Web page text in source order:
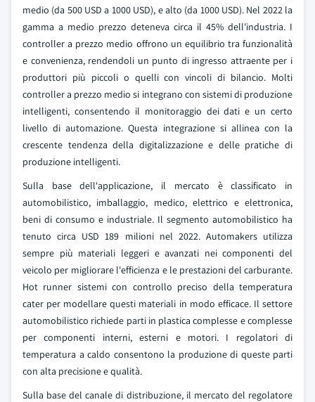
medio (da 500 USD a 1000 USD), e alto (da 1000 USD). Nel 2022 la
gamma a medio prezzo deteneva circa il 45% dell'industria. I
controller a prezzo medio offrono un equilibrio tra funzionalità
e convenienza, rendendoli un punto di ingresso attraente per i
produttori più piccoli o quelli con vincoli di bilancio. Molti
controller a prezzo medio si integrano con sistemi di produzione
intelligenti, consentendo il monitoraggio dei dati e un certo
livello di automazione. Questa integrazione si allinea con la
crescente tendenza della digitalizzazione e delle pratiche di
produzione intelligenti.
Sulla base dell'applicazione, il mercato è classificato in
automobilistico, imballaggio, medico, elettrico e elettronica,
beni di consumo e industriale. Il segmento automobilistico ha
tenuto circa USD 189 milioni nel 2022. Automakers utilizza
sempre più materiali leggeri e avanzati nei componenti del
veicolo per migliorare l'efficienza e le prestazioni del carburante.
Hot runner sistemi con controllo preciso della temperatura
cater per modellare questi materiali in modo efficace. Il settore
automobilistico richiede parti in plastica complesse e complesse
per componenti interni, esterni e motori. I regolatori di
temperatura a caldo consentono la produzione di queste parti
con alta precisione e qualità.
Sulla base del canale di distribuzione, il mercato del regolatore